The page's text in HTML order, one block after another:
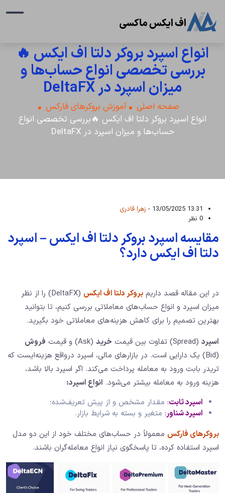
انواع اسپرد بروکر دلتا اف ایکس 🔥
بررسی تخصصی انواع حساب‌ها و
میزان اسپرد در DeltaFX
صفحه اصلی
آموزش بروکرهای فارکس
انواع اسپرد بروکر دلتا اف ایکس 🔥بررسی تخصصی انواع
حساب‌ها و میزان اسپرد در DeltaFX
13:31 13/05/2025 -
زهرا قادری
0 نظر
مقایسه اسپرد بروکر دلتا اف ایکس – اسپرد
دلتا اف ایکس دارد؟
در این مقاله قصد داریم بروکر دلتا اف ایکس
(DeltaFX) را از نظر
میزان اسپرد و انواع حساب‌های معاملاتی بررسی کنیم، تا بتوانید
بهترین تصمیم را برای کاهش هزینه‌های معاملاتی خود بگیرید.
اسپرد (Spread) تفاوت بین قیمت خرید (Ask) و قیمت
فروش
(Bid) یک دارایی است. در بازارهای مالی، اسپرد درواقع هزینه‌ایست که
تریدر بابت ورود به معامله پرداخت می‌کند. اگر اسپرد بالا باشد،
هزینه ورود به معامله بیشتر می‌شود. انواع اسپرد:
اسپرد ثابت: مقدار مشخص و از پیش تعریف‌شده؛
اسپرد شناور: متغیر و بسته به شرایط بازار.
بروکرهای فارکس معمولاً در حساب‌های مختلف خود از این دو مدل
اسپرد استفاده کرده، تا پاسخگوی نیاز انواع معامله‌گران باشند.